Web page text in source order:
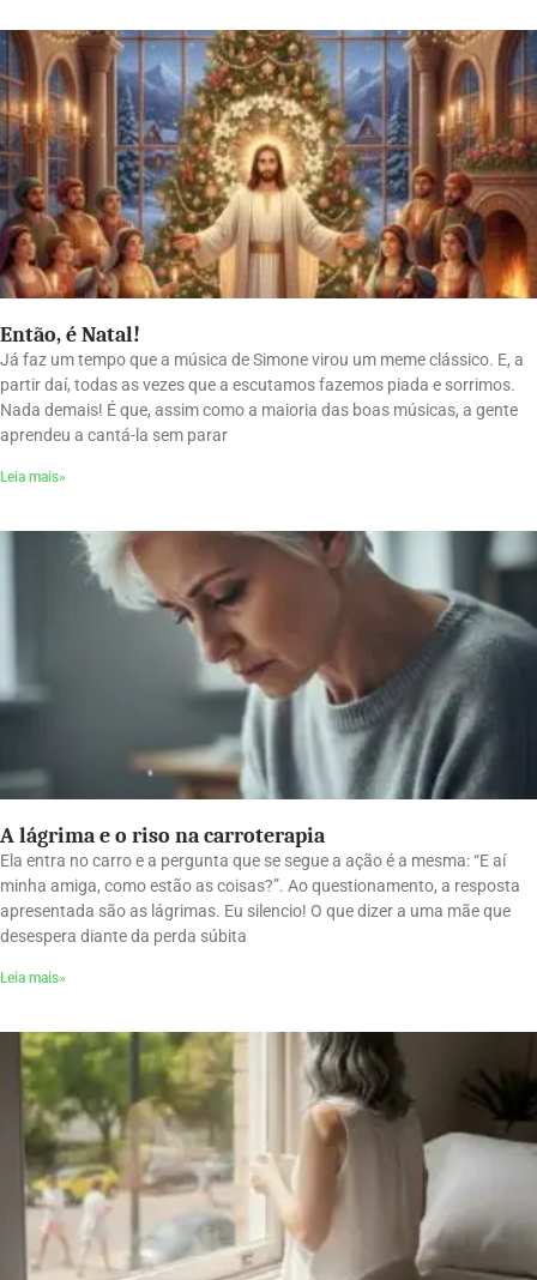
Então, é Natal!
Já faz um tempo que a música de Simone virou um meme clássico. E, a
partir daí, todas as vezes que a escutamos fazemos piada e sorrimos.
Nada demais! É que, assim como a maioria das boas músicas, a gente
aprendeu a cantá-la sem parar
Leia mais»
A lágrima e o riso na carroterapia
Ela entra no carro e a pergunta que se segue a ação é a mesma: “E aí
minha amiga, como estão as coisas?”. Ao questionamento, a resposta
apresentada são as lágrimas. Eu silencio! O que dizer a uma mãe que
desespera diante da perda súbita
Leia mais»